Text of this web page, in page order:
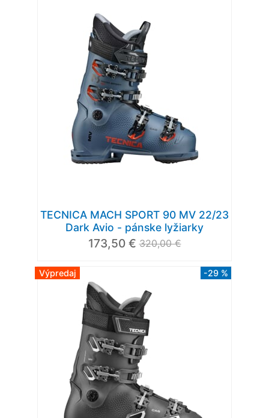
TECNICA MACH SPORT 90 MV 22/23
Dark Avio - pánske lyžiarky
173,50 € 320,00 €
Výpredaj -29 %